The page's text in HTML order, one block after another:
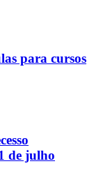
para cursos
de julho